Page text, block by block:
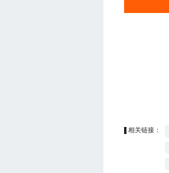
相关链接：